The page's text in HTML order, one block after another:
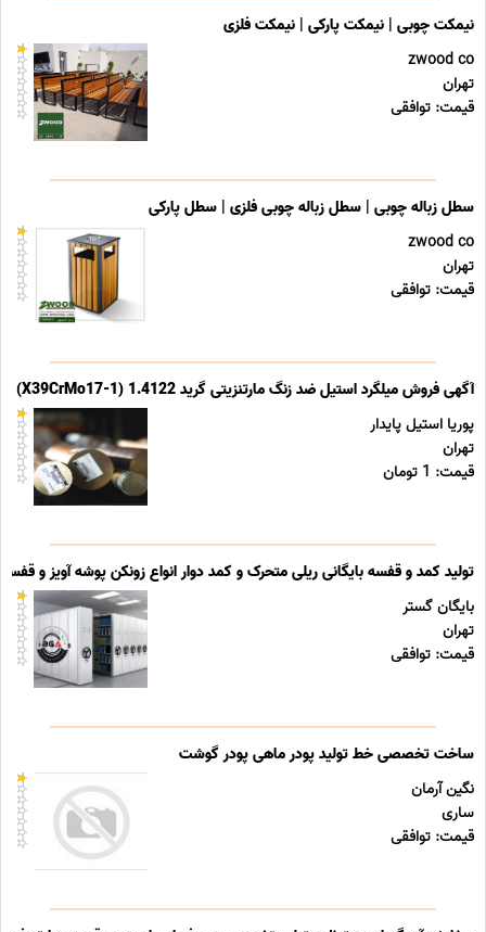
نیمکت چوبی | نیمکت پارکی | نیمکت فلزی
zwood co
تهران
قیمت: توافقی
سطل زباله چوبی | سطل زباله چوبی فلزی | سطل پارکی
zwood co
تهران
قیمت: توافقی
آگهی فروش میلگرد استیل ضد زنگ مارتنزیتی گرید 1.4122 (X39CrMo17-1)
پوریا استیل پایدار
تهران
قیمت: 1 تومان
تولید کمد و قفسه بایگانی ریلی متحرک و کمد دوار انواع زونکن پوشه آویز و قفسه
بایگان گستر
تهران
قیمت: توافقی
ساخت تخصصی خط تولید پودر ماهی پودر گوشت
نگین آرمان
ساری
قیمت: توافقی